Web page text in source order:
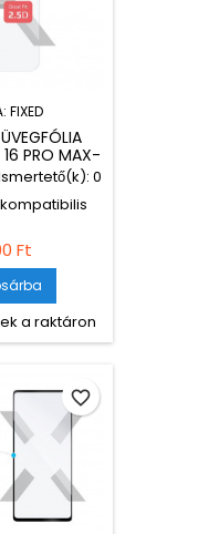
FIXED
16 PRO MAX-
0
Ft
a raktáron
favorite_border